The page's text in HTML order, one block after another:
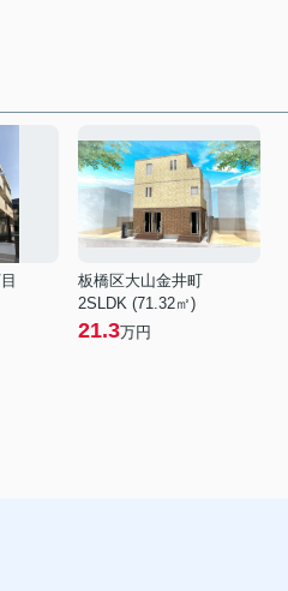
板橋区大山金井町
2SLDK (71.32㎡)
21.3万円